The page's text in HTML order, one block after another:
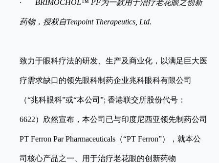
· BRIMOCHOL™ PF为一款用于治疗老花眼之创新
药物，授权自Tenpoint Therapeutics, Ltd.
致力于眼科疗法的研发、生产及商业化，以满足巨大医
疗需求缺口的领先眼科制药企业兆科眼科有限公司
（“兆科眼科”或“本公司”; 香港联交所股份代号：
6622）欣然宣布，本公司已与印度尼西亚领先制药公司
PT Ferron Par Pharmaceuticals（“PT Ferron”），就本公
司核心产品之一、用于治疗老花眼的创新药物